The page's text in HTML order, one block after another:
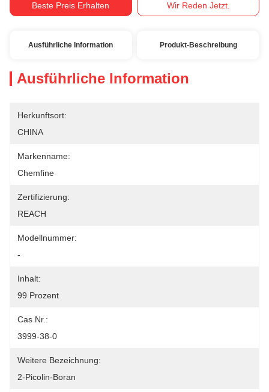
Beste Preis Erhalten Wir Reden Jetzt.
Ausführliche Information Produkt-Beschreibung
Ausführliche Information
Herkunftsort:
CHINA
Markenname:
Chemfine
Zertifizierung:
REACH
Modellnummer:
-
Inhalt:
99 Prozent
Cas Nr.:
3999-38-0
Weitere Bezeichnung:
2-Picolin-Boran